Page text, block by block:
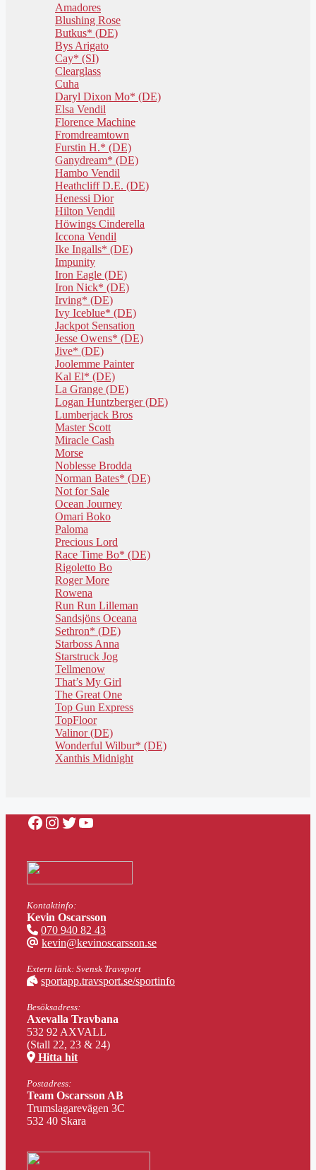
Amadores
Blushing Rose
Butkus* (DE)
Bys Arigato
Cay* (SI)
Clearglass
Cuha
Daryl Dixon Mo* (DE)
Elsa Vendil
Florence Machine
Fromdreamtown
Furstin H.* (DE)
Ganydream* (DE)
Hambo Vendil
Heathcliff D.E. (DE)
Henessi Dior
Hilton Vendil
Höwings Cinderella
Iccona Vendil
Ike Ingalls* (DE)
Impunity
Iron Eagle (DE)
Iron Nick* (DE)
Irving* (DE)
Ivy Iceblue* (DE)
Jackpot Sensation
Jesse Owens* (DE)
Jive* (DE)
Joolemme Painter
Kal El* (DE)
La Grange (DE)
Logan Huntzberger (DE)
Lumberjack Bros
Master Scott
Miracle Cash
Morse
Noblesse Brodda
Norman Bates* (DE)
Not for Sale
Ocean Journey
Omari Boko
Paloma
Precious Lord
Race Time Bo* (DE)
Rigoletto Bo
Roger More
Rowena
Run Run Lilleman
Sandsjöns Oceana
Sethron* (DE)
Starboss Anna
Starstruck Jog
Tellmenow
That’s My Girl
The Great One
Top Gun Express
TopFloor
Valinor (DE)
Wonderful Wilbur* (DE)
Xanthis Midnight
Facebook
Instagram
Twitter
YouTube
Kontaktinfo:
Kevin Oscarsson
070 940 82 43
kevin@kevinoscarsson.se
Extern länk: Svensk Travsport
sportapp.travsport.se/sportinfo
Besöksadress:
Axevalla Travbana
532 92 AXVALL
(Stall 22, 23 & 24)
Hitta hit
Postadress:
Team Oscarsson AB
Trumslagarevägen 3C
532 40 Skara